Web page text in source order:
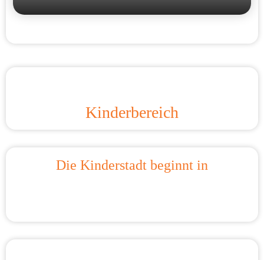
Kinderbereich
Die Kinderstadt beginnt in